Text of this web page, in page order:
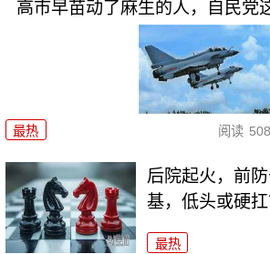
高市早苗动了麻生的人，自民党
最热 阅读
后院起火，前
基，低头或硬扛
最热